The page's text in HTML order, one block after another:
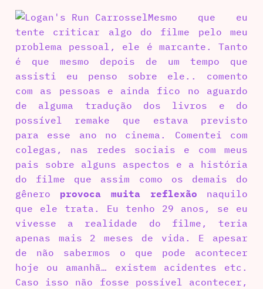
Mesmo que eu
tente criticar algo do filme pelo meu
problema pessoal, ele é marcante. Tanto
é que mesmo depois de um tempo que
assisti eu penso sobre ele.. comento
com as pessoas e ainda fico no aguardo
de alguma tradução dos livros e do
possível remake que estava previsto
para esse ano no cinema. Comentei com
colegas, nas redes sociais e com meus
pais sobre alguns aspectos e a história
do filme que assim como os demais do
gênero provoca muita reflexão naquilo
que ele trata. Eu tenho 29 anos, se eu
vivesse a realidade do filme, teria
apenas mais 2 meses de vida. E apesar
de não sabermos o que pode acontecer
hoje ou amanhã… existem acidentes etc.
Caso isso não fosse possível acontecer,